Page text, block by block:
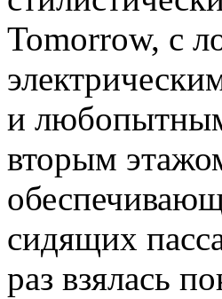
Tomorrow, с
и
вторым
сидящих
раз взялась